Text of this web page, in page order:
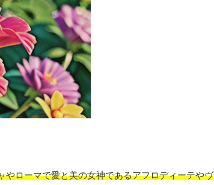
ローマで愛と美の女神であるアフロディーテやヴ